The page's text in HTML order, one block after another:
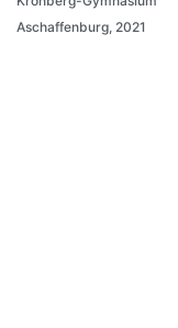
Aschaffenburg, 2021